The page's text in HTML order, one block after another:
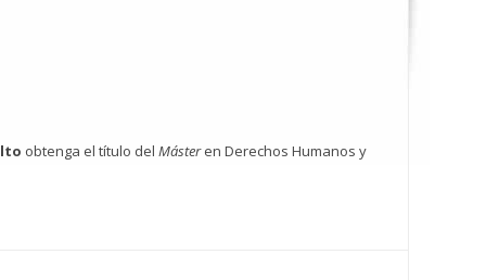
obtenga el título del Másteren Derechos Humanos y